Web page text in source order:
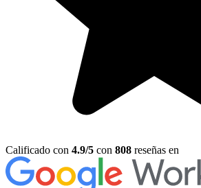
Calificado con 4.9/5 con 808 reseñas en